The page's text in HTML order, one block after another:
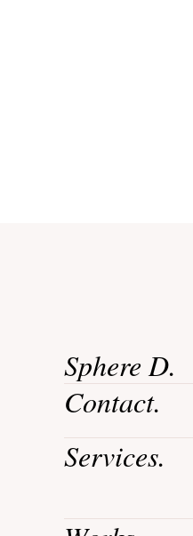
Sphere D.
Contact.
Services.